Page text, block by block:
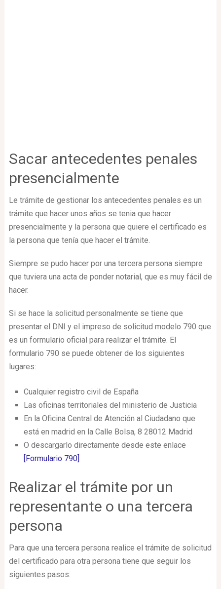
Sacar antecedentes penales
presencialmente
Le trámite de gestionar los antecedentes penales es un
trámite que hacer unos años se tenia que hacer
presencialmente y la persona que quiere el certificado es
la persona que tenía que hacer el trámite.
Siempre se pudo hacer por una tercera persona siempre
que tuviera una acta de ponder notarial, que es muy fácil de
hacer.
Si se hace la solicitud personalmente se tiene que
presentar el DNI y el impreso de solicitud modelo 790 que
es un formulario oficial para realizar el trámite. El
formulario 790 se puede obtener de los siguientes
lugares:
Cualquier registro civil de España
Las oficinas territoriales del ministerio de Justicia
En la Oficina Central de Atención al Ciudadano que
está en madrid en la Calle Bolsa, 8 28012 Madrid
O descargarlo directamente desde este enlace
[Formulario 790]
Realizar el trámite por un
representante o una tercera
persona
Para que una tercera persona realice el trámite de solicitud
del certificado para otra persona tiene que seguir los
siguientes pasos: